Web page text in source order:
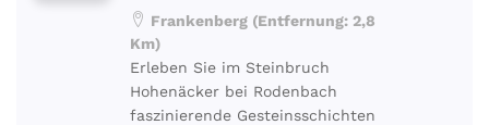
Frankenberg (Entfernung: 2,8
Km)
Erleben Sie im Steinbruch
Hohenäcker bei Rodenbach
faszinierende Gesteinsschichten